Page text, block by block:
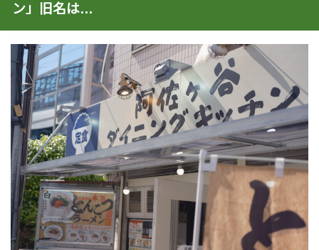
ン」旧名は…